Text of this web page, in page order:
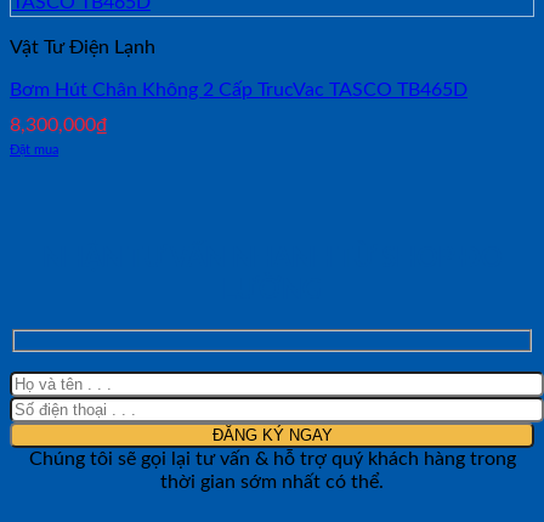
Vật Tư Điện Lạnh
Bơm Hút Chân Không 2 Cấp TrucVac TASCO TB465D
8,300,000₫
Đặt mua
Chúng tôi sẽ gọi lại tư vấn & hỗ trợ quý khách hàng trong
thời gian sớm nhất có thể.